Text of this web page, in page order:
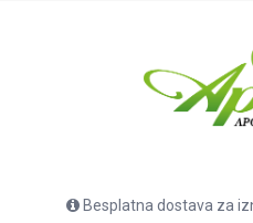
Besplatna dostava za